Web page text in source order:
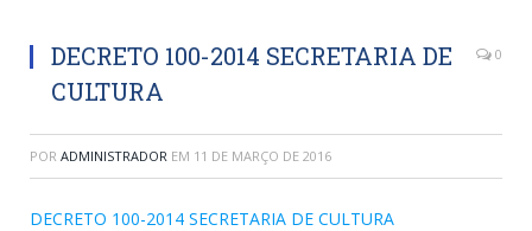
DECRETO 100-2014 SECRETARIA DE
CULTURA
0
POR ADMINISTRADOR EM 11 DE MARÇO DE 2016
DECRETO 100-2014 SECRETARIA DE CULTURA